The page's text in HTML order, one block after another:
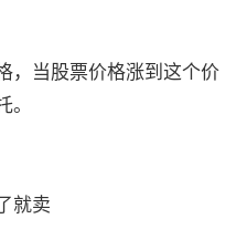
，当股票价格涨到这个价
就卖